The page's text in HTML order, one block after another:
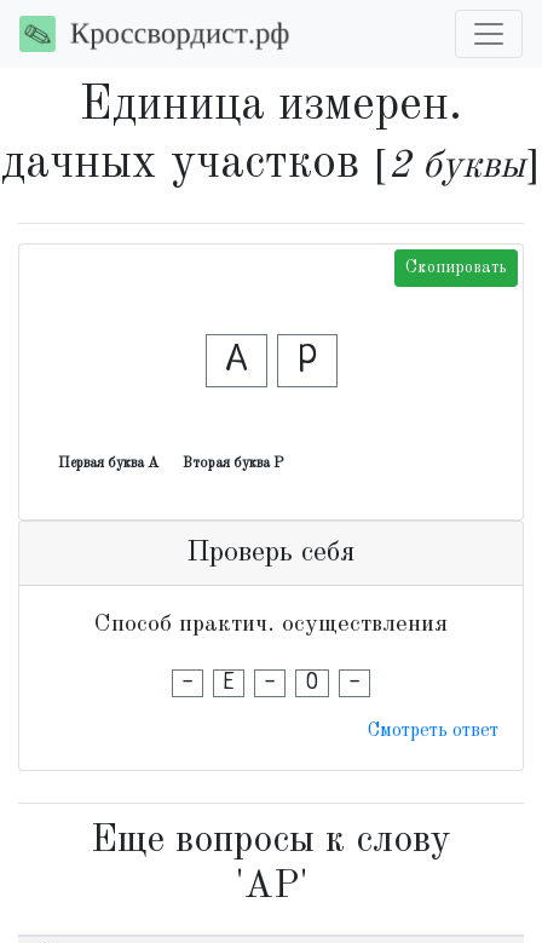
Единица измерен.
дачных участков
2 буквы]
Скопировать
А Р
Первая буква А Вторая буква Р
Проверь себя
Способ практич. осуществления
- Е - О -
Смотреть ответ
Еще вопросы к слову
'АР'